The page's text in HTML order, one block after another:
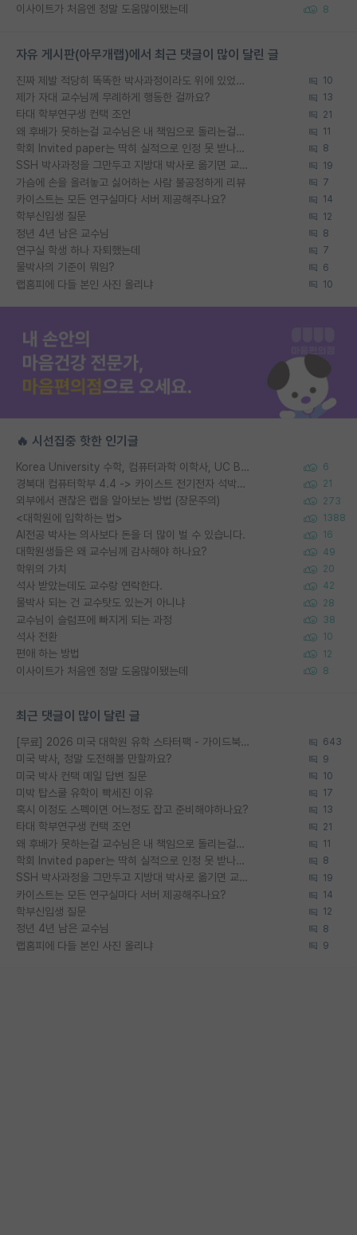
이사이트가 처음엔 정말 도움많이됐는데 8
자유 게시판(아무개랩)에서 최근 댓글이 많이 달린 글
진짜 제발 적당히 똑똑한 박사과정이라도 위에 있었으면.. 10
제가 자대 교수님께 무례하게 행동한 걸까요? 13
타대 학부연구생 컨택 조언 21
왜 후배가 못하는걸 교수님은 내 책임으로 돌리는걸까요? 11
학회 Invited paper는 딱히 실적으로 인정 못 받나요? 8
SSH 박사과정을 그만두고 지방대 박사로 옮기면 교수의 꿈은 끝일까요? 19
가슴에 손을 올려놓고 싫어하는 사람 불공정하게 리뷰 7
카이스트는 모든 연구실마다 서버 제공해주나요? 14
학부신입생 질문 12
정년 4년 남은 교수님 8
연구실 학생 하나 자퇴했는데 7
물박사의 기준이 뭐임? 6
랩홈피에 다들 본인 사진 올리냐 10
🔥 시선집중 핫한 인기글
Korea University 수학, 컴퓨터과학 이학사, UC Berkeley 산업공학 대학원 공학박사가 되는 것은 쉽지 않겠죠? 6
경북대 컴퓨터학부 4.4 -> 카이스트 전기전자 석박사통합과정 합격 21
외부에서 괜찮은 랩을 알아보는 방법 (장문주의) 273
<대학원에 입학하는 법> 1388
AI전공 박사는 의사보다 돈을 더 많이 벌 수 있습니다. 16
대학원생들은 왜 교수님께 감사해야 하나요? 49
학위의 가치 20
석사 받았는데도 교수랑 연락한다. 42
물박사 되는 건 교수탓도 있는거 아니냐 28
교수님이 슬럼프에 빠지게 되는 과정 38
석사 전환 10
편애 하는 방법 12
이사이트가 처음엔 정말 도움많이됐는데 8
최근 댓글이 많이 달린 글
[무료] 2026 미국 대학원 유학 스타터팩 - 가이드북 & 합격자 컨택메일 템플릿 643
미국 박사, 정말 도전해볼 만할까요? 9
미국 박사 컨택 메일 답변 질문 10
미박 탑스쿨 유학이 빡세진 이유 17
혹시 이정도 스펙이면 어느정도 잡고 준비해야하나요? 13
타대 학부연구생 컨택 조언 21
왜 후배가 못하는걸 교수님은 내 책임으로 돌리는걸까요? 11
학회 Invited paper는 딱히 실적으로 인정 못 받나요? 8
SSH 박사과정을 그만두고 지방대 박사로 옮기면 교수의 꿈은 끝일까요? 19
카이스트는 모든 연구실마다 서버 제공해주나요? 14
학부신입생 질문 12
정년 4년 남은 교수님 8
랩홈피에 다들 본인 사진 올리냐 9